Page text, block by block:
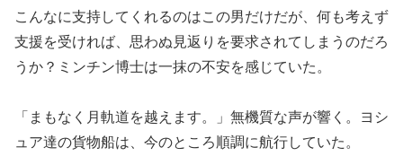
こんなに支持してくれるのはこの男だけだが、何も考えず
支援を受ければ、思わぬ見返りを要求されてしまうのだろ
うか？ミンチン博士は一抹の不安を感じていた。
「まもなく月軌道を越えます。」無機質な声が響く。ヨシ
ュア達の貨物船は、今のところ順調に航行していた。